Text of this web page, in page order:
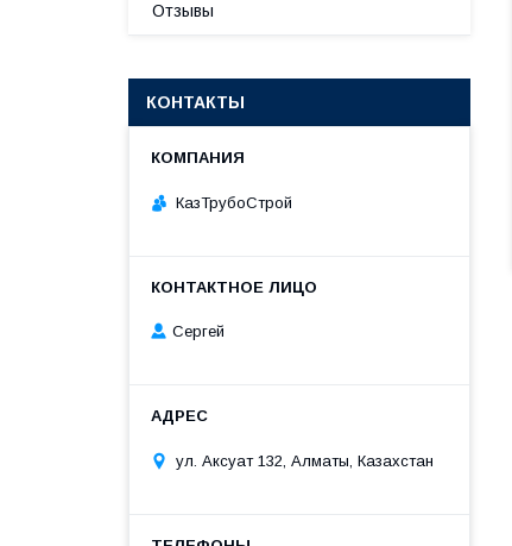
Отзывы
КОНТАКТЫ
КазТрубоСтрой
Сергей
ул. Аксуат 132, Алматы, Казахстан